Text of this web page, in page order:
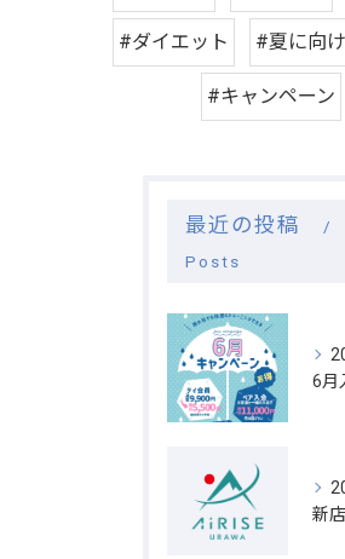
#ダイエット #夏に向
#キャンペーン
最近の投稿
Posts
6月
新